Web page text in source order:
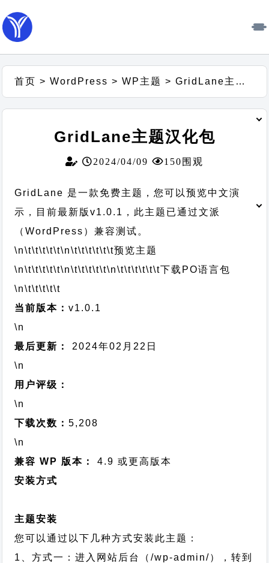
首页 >WordPress >WP主题 >GridLane主题汉化包
GridLane主题汉化包
2024/04/09 150围观
GridLane 是一款免费主题，您可以预览中文演
示，目前最新版v1.0.1，此主题已通过文派
（WordPress）兼容测试。
\n\t\t\t\t\t\n\t\t\t\t\t\t预览主题
\n\t\t\t\t\t\n\t\t\t\t\t\n\t\t\t\t\t\t下载PO语言包
\n\t\t\t\t\t
当前版本：v1.0.1
\n
最后更新：
2024年02月22日
\n
用户评级：
\n
下载次数：5,208
\n
兼容 WP 版本：
4.9 或更高版本
安装方式
主题安装
您可以通过以下几种方式安装此主题：
1、方式一：进入网站后台（/wp-admin/），转到